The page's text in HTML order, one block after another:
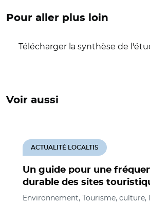
Pour aller plus loin
Télécharger la synthèse de
Voir aussi
Un guide pour une
durable des sites
ACTUALITÉ LOCALTIS
Environnement, Tourisme, culture,